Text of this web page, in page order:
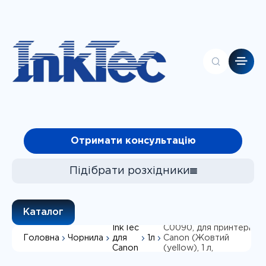
Отримати консультацію
Підібрати розхідники
Підібрати
Фотопапір
СБПЧ
Головна
Контакти
Клієнтам
Каталог
Головна Чорнила
InkTec
для
Canon
1л
C0090, для принтерів
Canon (Жовтий
(yellow), 1 л,